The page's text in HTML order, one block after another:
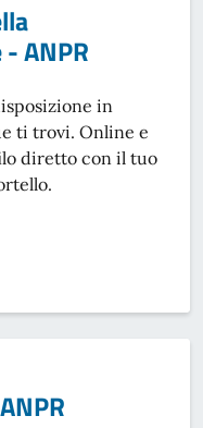
ANPR
in
ti trovi. Online e
diretto con il tuo
RESIDENTE -